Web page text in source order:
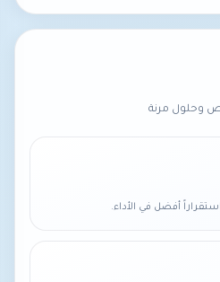
وحلول مرنة
أفضل في الأداء.